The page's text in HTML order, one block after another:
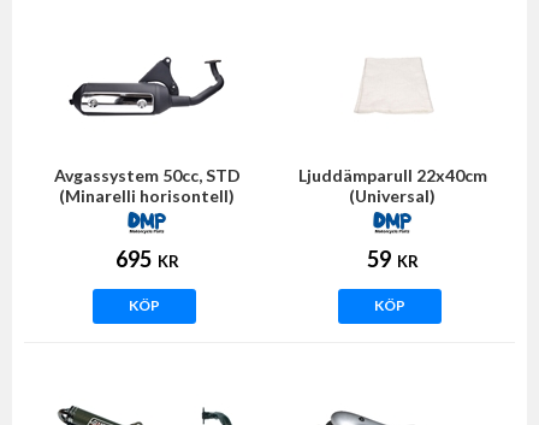
Avgassystem 50cc, STD
(Minarelli horisontell)
695 KR
KÖP
Ljuddämparull 22x40cm
(Universal)
59 KR
KÖP